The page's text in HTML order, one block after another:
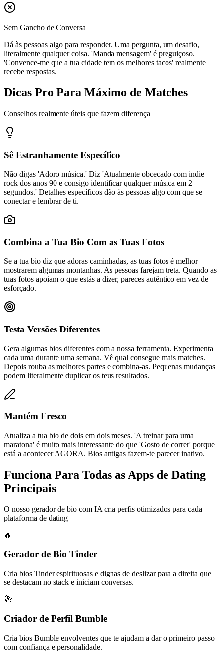
Sem Gancho de Conversa
Dá às pessoas algo para responder. Uma pergunta, um desafio,
literalmente qualquer coisa. 'Manda mensagem' é preguiçoso.
'Convence-me que a tua cidade tem os melhores tacos' realmente
recebe respostas.
Dicas Pro Para Máximo de Matches
Conselhos realmente úteis que fazem diferença
Sê Estranhamente Específico
Não digas 'Adoro música.' Diz 'Atualmente obcecado com indie
rock dos anos 90 e consigo identificar qualquer música em 2
segundos.' Detalhes específicos dão às pessoas algo com que se
conectar e lembrar de ti.
Combina a Tua Bio Com as Tuas Fotos
Se a tua bio diz que adoras caminhadas, as tuas fotos é melhor
mostrarem algumas montanhas. As pessoas farejam treta. Quando as
tuas fotos apoiam o que estás a dizer, pareces autêntico em vez de
esforçado.
Testa Versões Diferentes
Gera algumas bios diferentes com a nossa ferramenta. Experimenta
cada uma durante uma semana. Vê qual consegue mais matches.
Depois rouba as melhores partes e combina-as. Pequenas mudanças
podem literalmente duplicar os teus resultados.
Mantém Fresco
Atualiza a tua bio de dois em dois meses. 'A treinar para uma
maratona' é muito mais interessante do que 'Gosto de correr' porque
está a acontecer AGORA. Bios antigas fazem-te parecer inativo.
Funciona Para Todas as Apps de Dating
Principais
O nosso gerador de bio com IA cria perfis otimizados para cada
plataforma de dating
🔥
Gerador de Bio Tinder
Cria bios Tinder espirituosas e dignas de deslizar para a direita que
se destacam no stack e iniciam conversas.
🐝
Criador de Perfil Bumble
Cria bios Bumble envolventes que te ajudam a dar o primeiro passo
com confiança e personalidade.